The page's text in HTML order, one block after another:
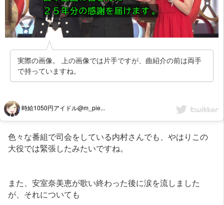
時給1050円アイドル@m_pie...
実際の画像。 上の画像では片手ですが、曲紹介の前は両手
で持っていますね。
色々な番組で司会をしている内村さんでも、やはりこの
大役では緊張したみたいですね。
また、安室奈美恵が歌い終わった後に涙を流しました
が、それについても